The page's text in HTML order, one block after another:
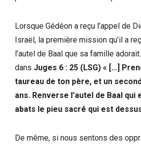
Lorsque Gédéon a reçu l’appel de
Israël, la première mission qu’il a
l’autel de Baal que sa famille
dans Juges 6 : 25 (LSG) « […]
taureau de ton père, et un
ans. Renverse l’autel de Baal
abats le pieu sacré qui est
De même, si nous sentons des